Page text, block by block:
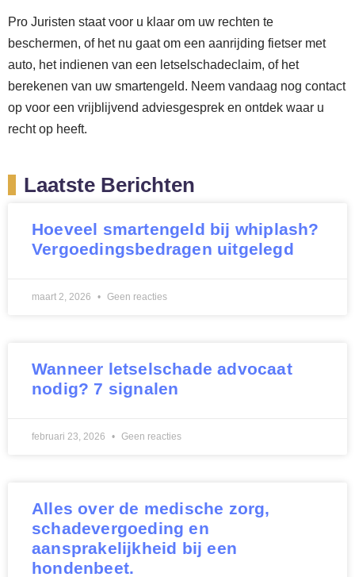
Pro Juristen staat voor u klaar om uw rechten te
beschermen, of het nu gaat om een aanrijding fietser met
auto, het indienen van een letselschadeclaim, of het
berekenen van uw smartengeld. Neem vandaag nog contact
op voor een vrijblijvend adviesgesprek en ontdek waar u
recht op heeft.
Laatste Berichten
Hoeveel smartengeld bij whiplash?
Vergoedingsbedragen uitgelegd
maart 2, 2026 Geen reacties
Wanneer letselschade advocaat
nodig? 7 signalen
februari 23, 2026 Geen reacties
Alles over de medische zorg,
schadevergoeding en
aansprakelijkheid bij een
hondenbeet.